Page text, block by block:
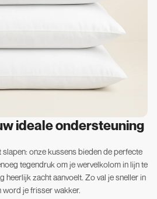
ideale ondersteuning
onze kussens bieden de perfecte
tegendruk om je wervelkolom in lijn te
heerlijk zacht aanvoelt. Zo val je sneller in
word je frisser wakker.